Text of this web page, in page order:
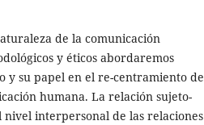
de la comunicación
y éticos abordaremos
y su papel en el re-centramiento de
humana. La relación sujeto-
interpersonal de las relaciones